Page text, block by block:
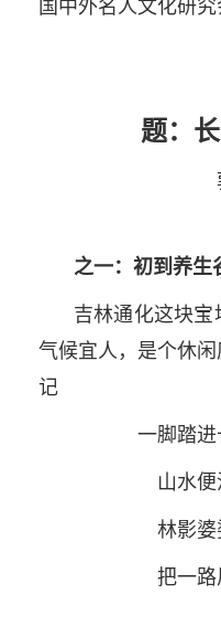
国中外名人文化研究
题：
之一：初到养生
吉林通化这块宝
气候宜人，是个休
记
一脚踏
山水
林影
把一